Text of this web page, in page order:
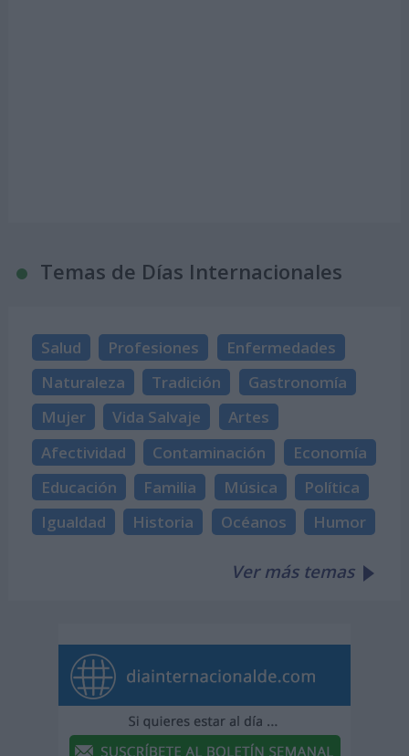
Temas de Días Internacionales
Salud Profesiones
Enfermedades
Naturaleza
Tradición
Gastronomía
Mujer
Vida Salvaje
Artes
Afectividad
Contaminación
Economía
Educación
Familia Música
Política
Igualdad
Historia Océanos Humor
Ver más temas